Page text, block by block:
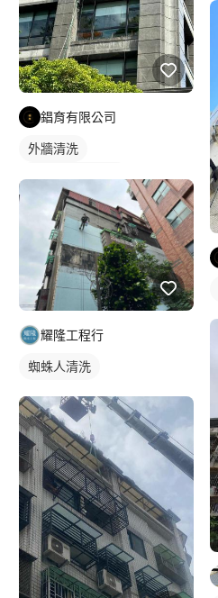
錩育有限公司
外牆清洗
洗窗機/吊車清洗
耀隆工程行
蜘蛛人清洗